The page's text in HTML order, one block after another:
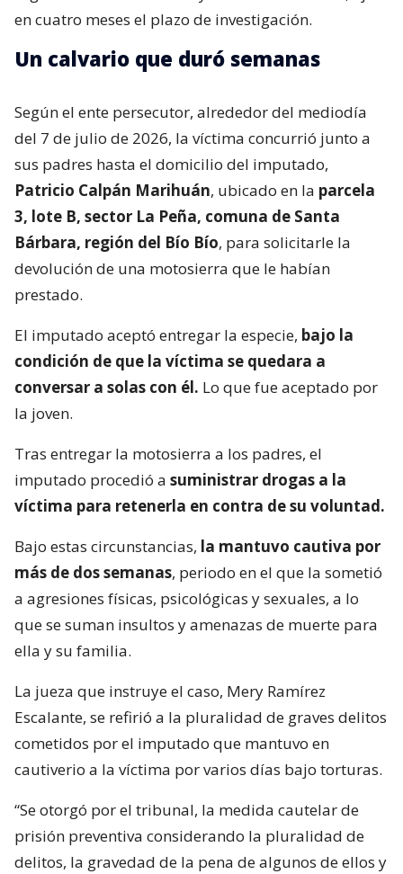
en cuatro meses el plazo de investigación.
Un calvario que duró semanas
Según el ente persecutor, alrededor del mediodía
del 7 de julio de 2026, la víctima concurrió junto a
sus padres hasta el domicilio del imputado,
Patricio Calpán Marihuán, ubicado en la parcela
3, lote B, sector La Peña, comuna de Santa
Bárbara, región del Bío Bío, para solicitarle la
devolución de una motosierra que le habían
prestado.
El imputado aceptó entregar la especie, bajo la
condición de que la víctima se quedara a
conversar a solas con él. Lo que fue aceptado por
la joven.
Tras entregar la motosierra a los padres, el
imputado procedió a suministrar drogas a la
víctima para retenerla en contra de su voluntad.
Bajo estas circunstancias, la mantuvo cautiva por
más de dos semanas, periodo en el que la sometió
a agresiones físicas, psicológicas y sexuales, a lo
que se suman insultos y amenazas de muerte para
ella y su familia.
La jueza que instruye el caso, Mery Ramírez
Escalante, se refirió a la pluralidad de graves delitos
cometidos por el imputado que mantuvo en
cautiverio a la víctima por varios días bajo torturas.
“Se otorgó por el tribunal, la medida cautelar de
prisión preventiva considerando la pluralidad de
delitos, la gravedad de la pena de algunos de ellos y